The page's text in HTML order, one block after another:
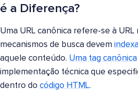
é a Diferença?
Uma URL canônica refere-se à
mecanismos de busca devem
aquele conteúdo. Uma tag canônica
implementação técnica que
dentro do código HTML.